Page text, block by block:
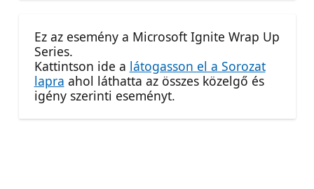
Ez az esemény a Microsoft Ignite Wrap Up
Series.
Kattintson ide a látogasson el a Sorozat
lapra ahol láthatta az összes közelgő és
igény szerinti eseményt.